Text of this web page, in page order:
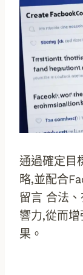
通過確定目
略,並配合
留言 合法
響力,從而
果。